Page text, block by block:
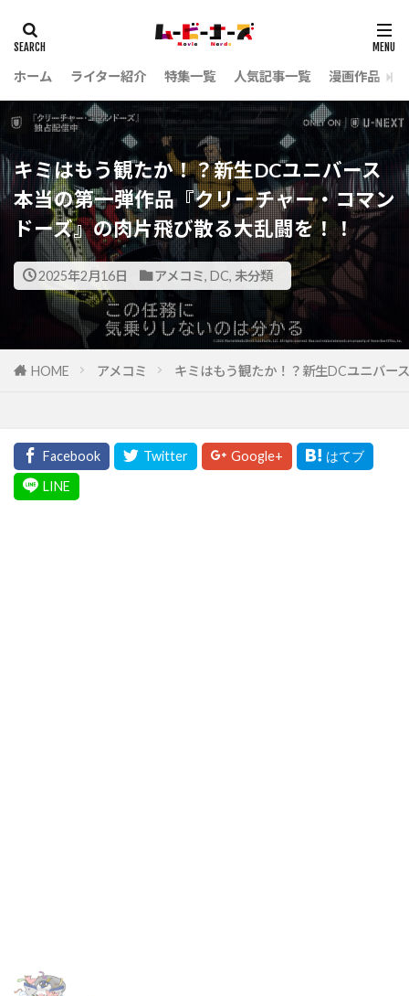
ホーム ライター紹介 特集一覧 人気記事一覧 漫画作品
キミはもう観たか！？新生DCユニバース
本当の第一弾作品『クリーチャー・コマン
ドーズ』の肉片飛び散る大乱闘を！！
2025年2月16日 アメコミ, DC, 未分類
HOME アメコミ キミはもう観たか！？新生DCユニバー